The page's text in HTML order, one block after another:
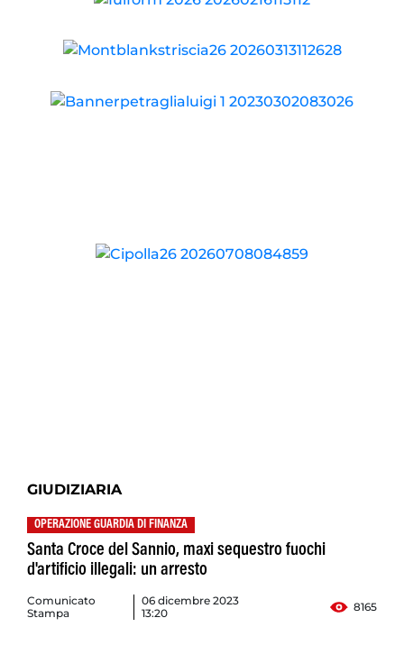
GIUDIZIARIA
OPERAZIONE GUARDIA DI FINANZA
Santa Croce del Sannio, maxi sequestro fuochi
d'artificio illegali: un arresto
Comunicato
Stampa
06 dicembre 2023
13:20
8165